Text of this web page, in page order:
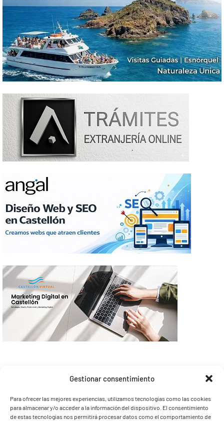
Gestionar consentimiento
Para ofrecer las mejores experiencias, utilizamos tecnologías como las cookies
para almacenar y/o acceder a la información del dispositivo. El consentimiento
de estas tecnologías nos permitirá procesar datos como el comportamiento de